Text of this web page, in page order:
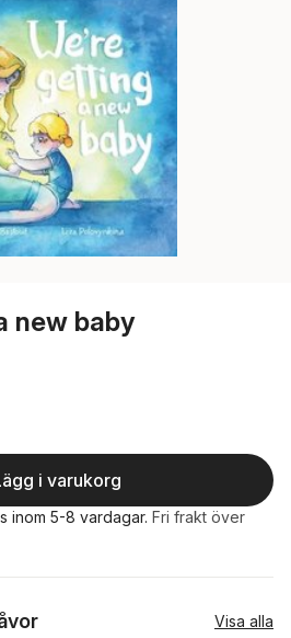
new baby
i varukorg
inom 5-8 vardagar. Fri frakt över
Visa alla